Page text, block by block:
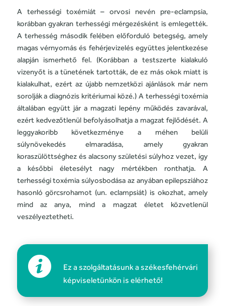
A terhességi toxémiát – orvosi nevén pre-eclampsia,
korábban gyakran terhességi mérgezésként is emlegették.
A terhesség második felében előforduló betegség, amely
magas vérnyomás és fehérjevizelés együttes jelentkezése
alapján ismerhető fel. (Korábban a testszerte kialakuló
vizenyőt is a tünetének tartották, de ez más okok miatt is
kialakulhat, ezért az újabb nemzetközi ajánlások már nem
sorolják a diagnózis kritériumai közé.) A terhességi toxémia
általában együtt jár a magzati lepény működés zavarával,
ezért kedvezőtlenül befolyásolhatja a magzat fejlődését. A
leggyakoribb következménye a méhen belüli
súlynövekedés elmaradása, amely gyakran
koraszülöttséghez és alacsony születési súlyhoz vezet, így
a későbbi életesélyt nagy mértékben ronthatja. A
terhességi toxémia súlyosbodása az anyában epilepsziához
hasonló görcsrohamot (un. eclampsiát) is okozhat, amely
mind az anya, mind a magzat életet közvetlenül
veszélyeztetheti.
Ez a szolgáltatásunk a székesfehérvári
képviseletünkön is elérhető!